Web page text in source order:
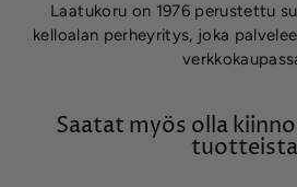
Laatukoru on 1976 perustettu
kelloalan perheyritys, joka
Saatat myös olla
tuotteista